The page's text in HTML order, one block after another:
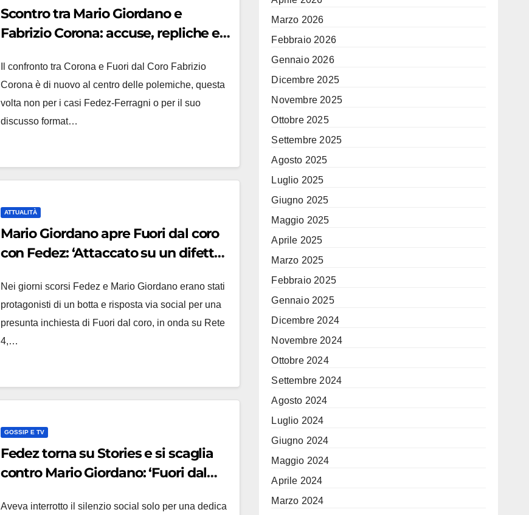
Scontro tra Mario Giordano e
Fabrizio Corona: accuse, repliche e
Il confronto tra Corona e Fuori dal Coro Fabrizio
Corona è di nuovo al centro delle polemiche, questa
volta non per i casi Fedez-Ferragni o per il suo
discusso format…
ATTUALITÀ
Mario Giordano apre Fuori dal coro
con Fedez: ‘Attaccato su un difetto
Nei giorni scorsi Fedez e Mario Giordano erano stati
protagonisti di un botta e risposta via social per una
presunta inchiesta di Fuori dal coro, in onda su Rete
4,…
GOSSIP E TV
Fedez torna su Stories e si scaglia
contro Mario Giordano: ‘Fuori dal
Aveva interrotto il silenzio social solo per una dedica
Marzo 2026
Febbraio 2026
Gennaio 2026
Dicembre 2025
Novembre 2025
Ottobre 2025
Settembre 2025
Agosto 2025
Luglio 2025
Giugno 2025
Maggio 2025
Aprile 2025
Marzo 2025
Febbraio 2025
Gennaio 2025
Dicembre 2024
Novembre 2024
Ottobre 2024
Settembre 2024
Agosto 2024
Luglio 2024
Giugno 2024
Maggio 2024
Aprile 2024
Marzo 2024